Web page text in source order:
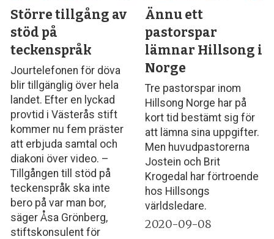
Större tillgång av
stöd på
teckenspråk
Jourtelefonen för döva
blir tillgänglig över hela
landet. Efter en lyckad
provtid i Västerås stift
kommer nu fem präster
att erbjuda samtal och
diakoni över video. –
Tillgången till stöd på
teckenspråk ska inte
bero på var man bor,
säger Åsa Grönberg,
stiftskonsulent för
Ännu ett
pastorspar
lämnar Hillsong i
Norge
Tre pastorspar inom
Hillsong Norge har på
kort tid bestämt sig för
att lämna sina uppgifter.
Men huvudpastorerna
Jostein och Brit
Krogedal har förtroende
hos Hillsongs
världsledare.
2020-09-08